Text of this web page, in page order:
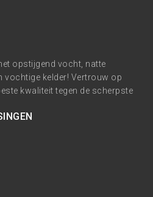
opstijgend vocht, natte
vochtige kelder! Vertrouw op
kwaliteit tegen de scherpste